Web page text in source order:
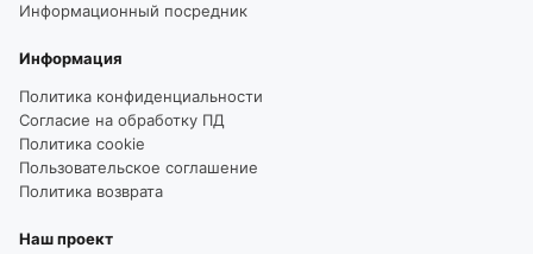
Информационный посредник
Информация
Политика конфиденциальности
Согласие на обработку ПД
Политика cookie
Пользовательское соглашение
Политика возврата
Наш проект